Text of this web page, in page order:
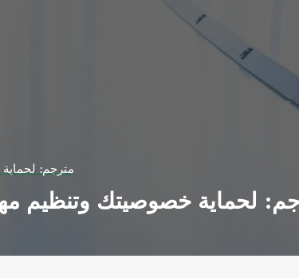
مترجم: لحماية خصوصيتك
خصوصيتك وتنظيم مهامك.. 24 خاصية خفية في آيفون ربما